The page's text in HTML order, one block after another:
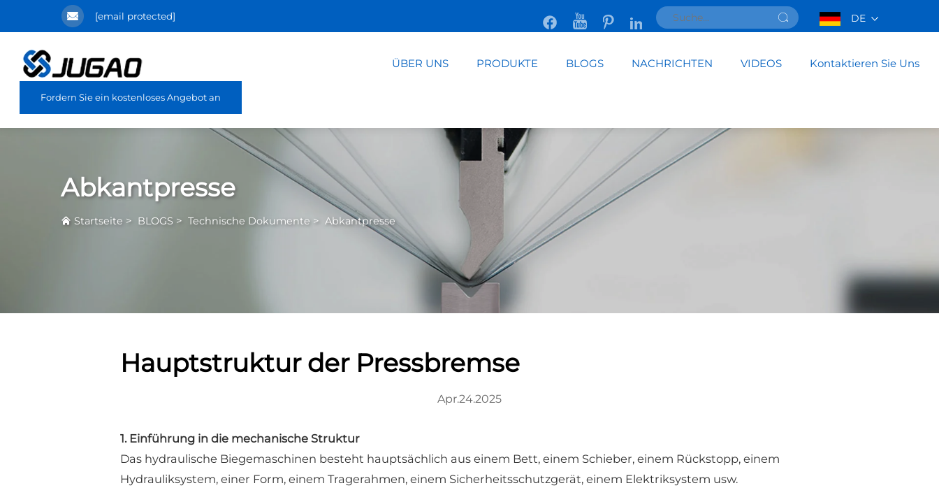
[email protected] DE
ÜBER UNS PRODUKTE BLOGS NACHRICHTEN VIDEOS Kontaktieren Sie Uns
Fordern Sie ein kostenloses Angebot an
Abkantpresse
Startseite > BLOGS > Technische Dokumente > Abkantpresse
Hauptstruktur der Pressbremse
Apr.24.2025
1. Einführung in die mechanische Struktur
Das hydraulische Biegemaschinen besteht hauptsächlich aus einem Bett, einem Schieber, einem Rückstopp, einem
Hydrauliksystem, einer Form, einem Tragerahmen, einem Sicherheitsschutzgerät, einem Elektriksystem usw.